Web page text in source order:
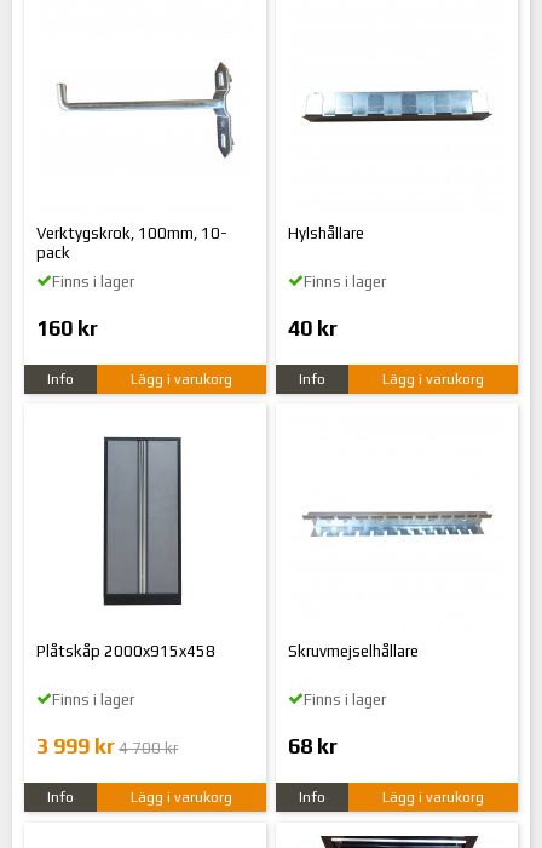
Verktygskrok, 100mm, 10-
pack
Finns i lager
160 kr
Info Lägg i varukorg
Hylshållare
Finns i lager
40 kr
Info Lägg i varukorg
Plåtskåp 2000x915x458
Finns i lager
3 999 kr 4 700 kr
Info Lägg i varukorg
Skruvmejselhållare
Finns i lager
68 kr
Info Lägg i varukorg